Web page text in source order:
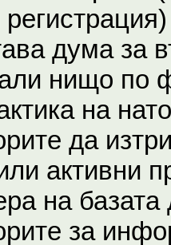
дума за
нищо по
на
да
активни
на
за